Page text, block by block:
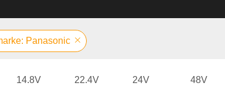
Panasonic
14.8V 22.4V 24V 48V